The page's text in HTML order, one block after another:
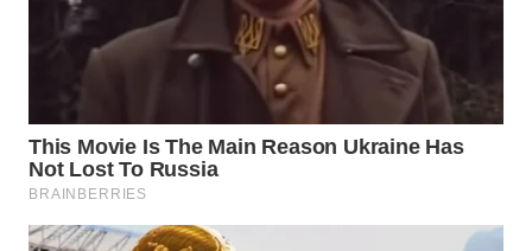
WAHANANEWS
ID
CO ID
WAHANANEWS
NET